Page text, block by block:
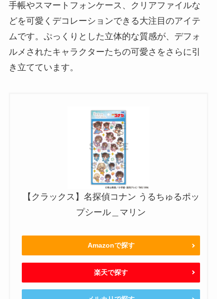
手帳やスマートフォンケース、クリアファイルな
どを可愛くデコレーションできる大注目のアイテ
ムです。ぷっくりとした立体的な質感が、デフォ
ルメされたキャラクターたちの可愛さをさらに引
き立てています。
【クラックス】名探偵コナン うるちゅるポッ
プシール＿マリン
Amazonで探す
楽天で探す